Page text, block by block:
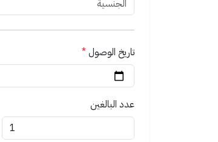
تاريخ الوصول*
عدد البالغين